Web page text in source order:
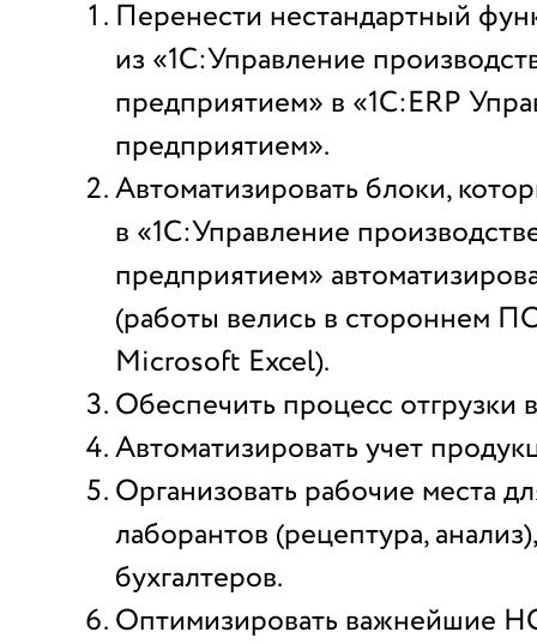
Перенести нестандартный
из «1C:Управление
предприятием» в «1С:ERP
предприятием».
Автоматизировать блоки,
в «1C:Управление
предприятием»
(работы велись в стороннем
Microsoft Excel).
Обеспечить процесс отгрузки
Автоматизировать учет
Организовать рабочие места
лаборантов (рецептура,
бухгалтеров.
Оптимизировать важнейшие